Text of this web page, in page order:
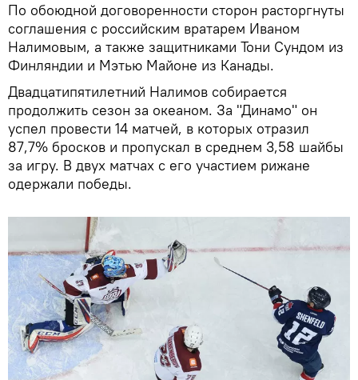
По обоюдной договоренности сторон расторгнуты
соглашения с российским вратарем Иваном
Налимовым, а также защитниками Тони Сундом из
Финляндии и Мэтью Майоне из Канады.
Двадцатипятилетний Налимов собирается
продолжить сезон за океаном. За "Динамо" он
успел провести 14 матчей, в которых отразил
87,7% бросков и пропускал в среднем 3,58 шайбы
за игру. В двух матчах с его участием рижане
одержали победы.